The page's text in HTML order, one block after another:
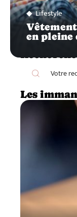
Lifestyle
en pleine
Recherche
Les